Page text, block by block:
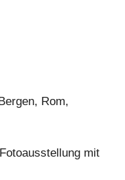
Rom,
mit